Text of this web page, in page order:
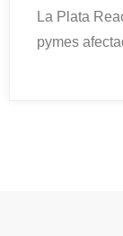
La Plata
pymes